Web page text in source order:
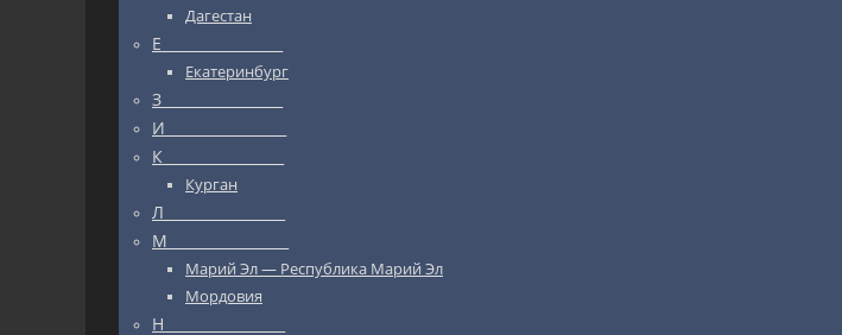
Дагестан
Е_________________
Екатеринбург
З_________________
И_________________
К_________________
Курган
Л_________________
М_________________
Марий Эл — Республика Марий Эл
Мордовия
Н_________________